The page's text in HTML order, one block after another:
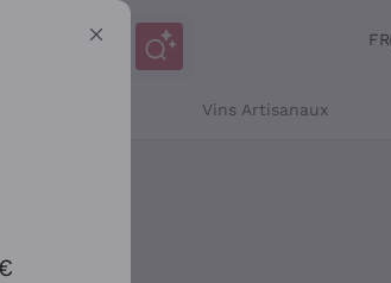
FR
Vins Artisanaux